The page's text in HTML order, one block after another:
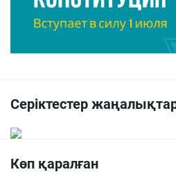
Серіктестер
Көп қаралған